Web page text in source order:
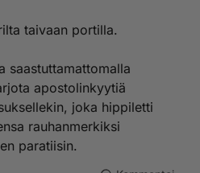
taivaan portilla.
saastuttamattomalla
apostolinkyytiä
joka hippiletti
rauhanmerkiksi
paratiisin.